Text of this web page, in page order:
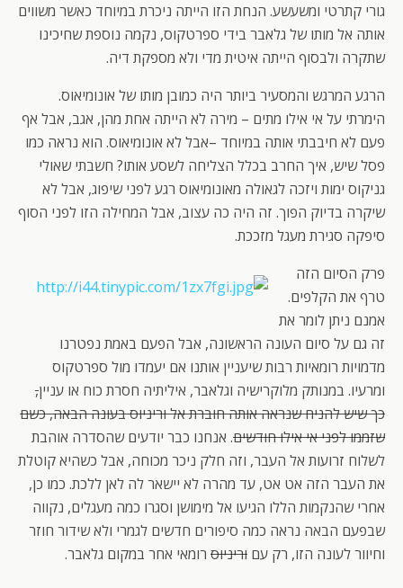
גורי קתרטי ומשעשע. הנחת הזו הייתה ניכרת במיוחד כאשר משווים
אותה אל מותו של גלאבר בידי ספרטקוס, נקמה נוספת שחיכינו
שתקרה ולבסוף הייתה איטית מדי ולא מספקת דיה.
הרגע המרגש והמסעיר ביותר היה כמובן מותו של אונומיאוס.
הימרתי על אי אילו מתים – מירה לא הייתה אחת מהן, אגב, אבל אף
פעם לא חיבבתי אותה במיוחד –אבל לא אונומיאוס. הוא נראה כמו
פסל שיש, איך החרב בכלל הצליחה לשסע אותו? חשבתי שאולי
גניקוס ימות ויזכה לגאולה מאונומיאוס רגע לפני שיפוג, אבל לא
שיקרה בדיוק הפוך. זה היה כה עצוב, אבל המחילה הזו לפני הסוף
סיפקה סגירת מעגל מזככת.
פרק הסיום הזה
טרף את הקלפים.
אמנם ניתן לומר את
זה גם על סיום העונה הראשונה, אבל הפעם באמת נפטרנו
מדמויות רומאיות רבות שיעניין אותנו אם יעמדו מול ספרטקוס
ומרעיו. במנותק מלוקרישיה וגלאבר, איליתיה חסרת כוח או עניין,
כך שיש להניח שנראה אותה חוברת אל וריניוס בעונה הבאה, כשם
שזממו לפני אי אילו חודשים. אנחנו כבר יודעים שהסדרה אוהבת
לשלוח זרועות אל העבר, וזה חלק ניכר מכוחה, אבל כשהיא קוטלת
את העבר הזה אט אט, עד מהרה לא יישאר לה לאן ללכת. כמו כן,
אחרי שהנקמות הללו הגיעו אל מימושן וסגרו כמה מעגלים, נקווה
שבפעם הבאה נראה כמה סיפורים חדשים לגמרי ולא שידור חוזר
וחיוור לעונה הזו, רק עם וריניוס רומאי אחר במקום גלאבר.